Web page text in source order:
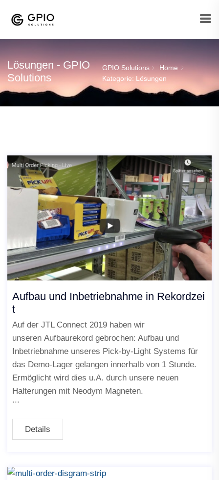
Lösungen - GPIO
Solutions
GPIO Solutions
Home
Kategorie: Lösungen
Aufbau und Inbetriebnahme in Rekordzei
t
Auf der JTL Connect 2019 haben wir
unseren Aufbaurekord gebrochen: Aufbau und
Inbetriebnahme unseres Pick-by-Light Systems für
das Demo-Lager gelangen innerhalb von 1 Stunde.
Ermöglicht wird dies u.A. durch unsere neuen
Halterungen mit Neodym Magneten.
Details